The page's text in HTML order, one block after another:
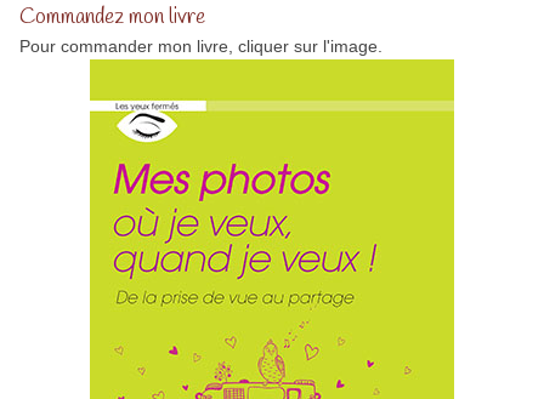
Commandez mon livre
Pour commander mon livre, cliquer sur l'image.